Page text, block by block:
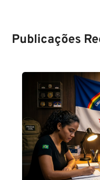
Publicações